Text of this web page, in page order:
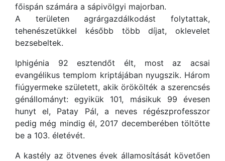
főispán számára a sápivölgyi majorban.
A területen agrárgazdálkodást folytattak,
tehenészetükkel később több díjat, oklevelet
bezsebeltek.
Iphigénia 92 esztendőt élt, most az acsai
evangélikus templom kriptájában nyugszik. Három
fiúgyermeke született, akik örökölték a szerencsés
génállományt: egyikük 101, másikuk 99 évesen
hunyt el, Patay Pál, a neves régészprofesszor
pedig még mindig él, 2017 decemberében töltötte
be a 103. életévét.
A kastély az ötvenes évek államosítását követően